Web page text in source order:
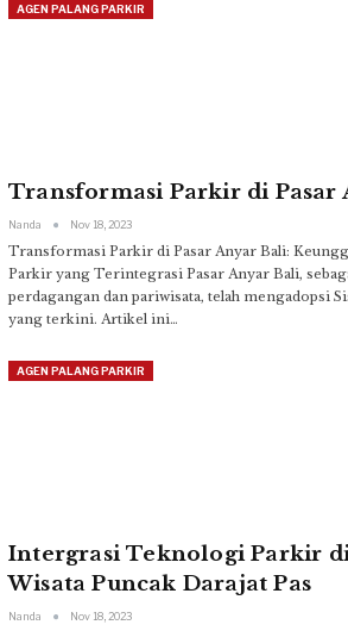
AGEN PALANG PARKIR
Transformasi Parkir di Pasar
Nanda Nov 18, 2023
Transformasi Parkir di Pasar Anyar Bali:
Parkir yang Terintegrasi Pasar Anyar Bali,
perdagangan dan pariwisata, telah mengadopsi
yang terkini. Artikel ini…
AGEN PALANG PARKIR
Intergrasi Teknologi Parkir
Wisata Puncak Darajat Pas
Nanda Nov 18, 2023